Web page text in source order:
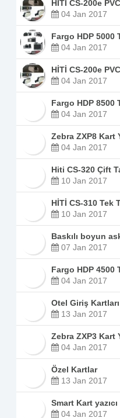
HİTİ CS-200e
04 Jan 2017
Fargo HDP 5000
04 Jan 2017
HİTİ CS-200e
04 Jan 2017
Fargo HDP 8500
04 Jan 2017
Zebra ZXP8 Kart
04 Jan 2017
Hiti CS-320 Çift
10 Jan 2017
HİTİ CS-310 Tek
10 Jan 2017
Baskılı boyun
07 Jan 2017
Fargo HDP 4500
04 Jan 2017
Otel Giriş Kartları
13 Jan 2017
Zebra ZXP3 Kart
04 Jan 2017
Özel Kartlar
13 Jan 2017
Smart Kart
04 Jan 2017